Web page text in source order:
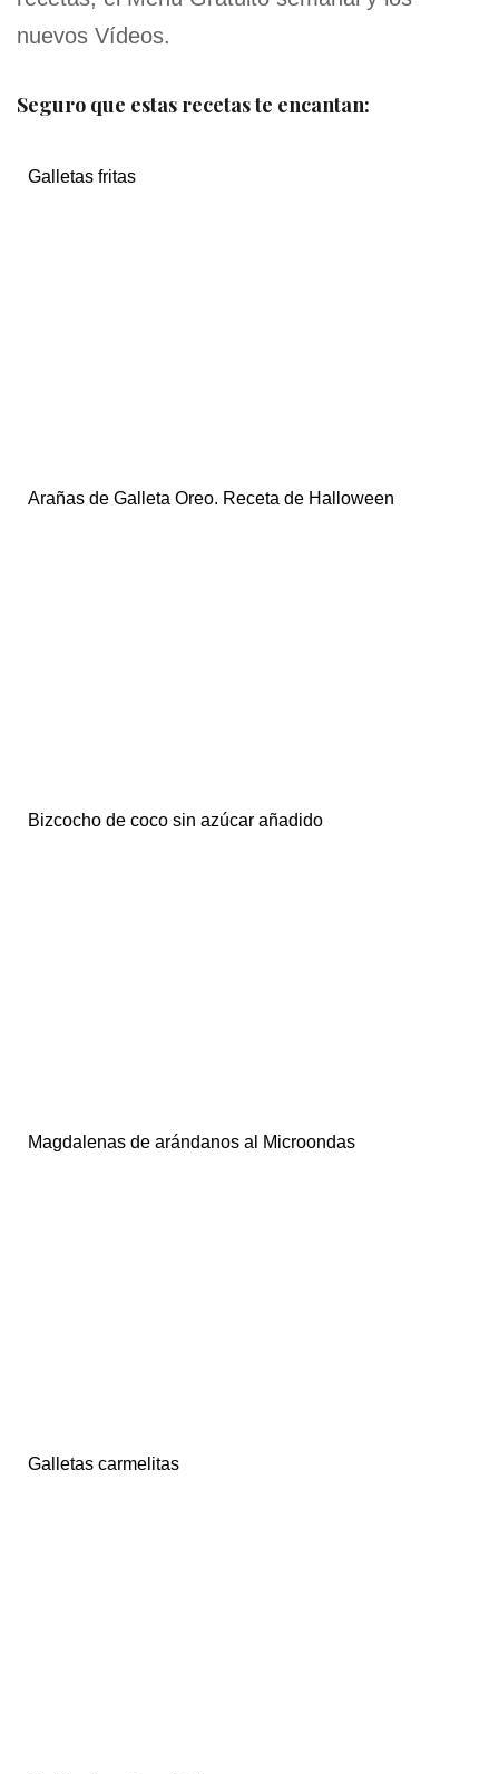
nuevos Vídeos.
Seguro que estas recetas te encantan:
Galletas fritas
Arañas de Galleta Oreo. Receta de Halloween
Bizcocho de coco sin azúcar añadido
Magdalenas de arándanos al Microondas
Galletas carmelitas